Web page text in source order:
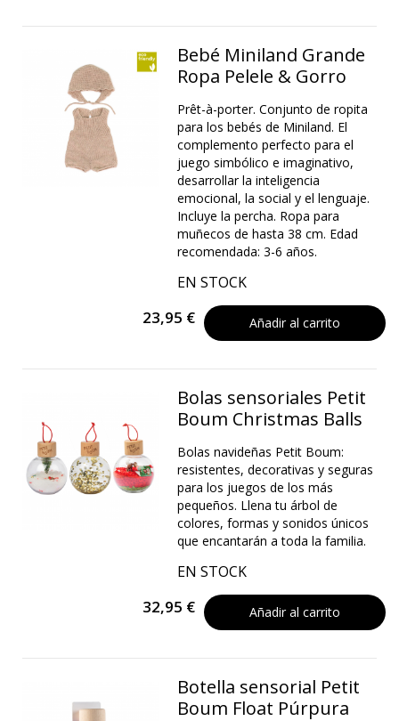
Bebé Miniland Grande
Ropa Pelele & Gorro
Prêt-à-porter. Conjunto de ropita
para los bebés de Miniland. El
complemento perfecto para el
juego simbólico e imaginativo,
desarrollar la inteligencia
emocional, la social y el lenguaje.
Incluye la percha. Ropa para
muñecos de hasta 38 cm. Edad
recomendada: 3-6 años.
EN STOCK
23,95 € Añadir al carrito
Bolas sensoriales Petit
Boum Christmas Balls
Bolas navideñas Petit Boum:
resistentes, decorativas y seguras
para los juegos de los más
pequeños. Llena tu árbol de
colores, formas y sonidos únicos
que encantarán a toda la familia.
EN STOCK
32,95 € Añadir al carrito
Botella sensorial Petit
Boum Float Púrpura